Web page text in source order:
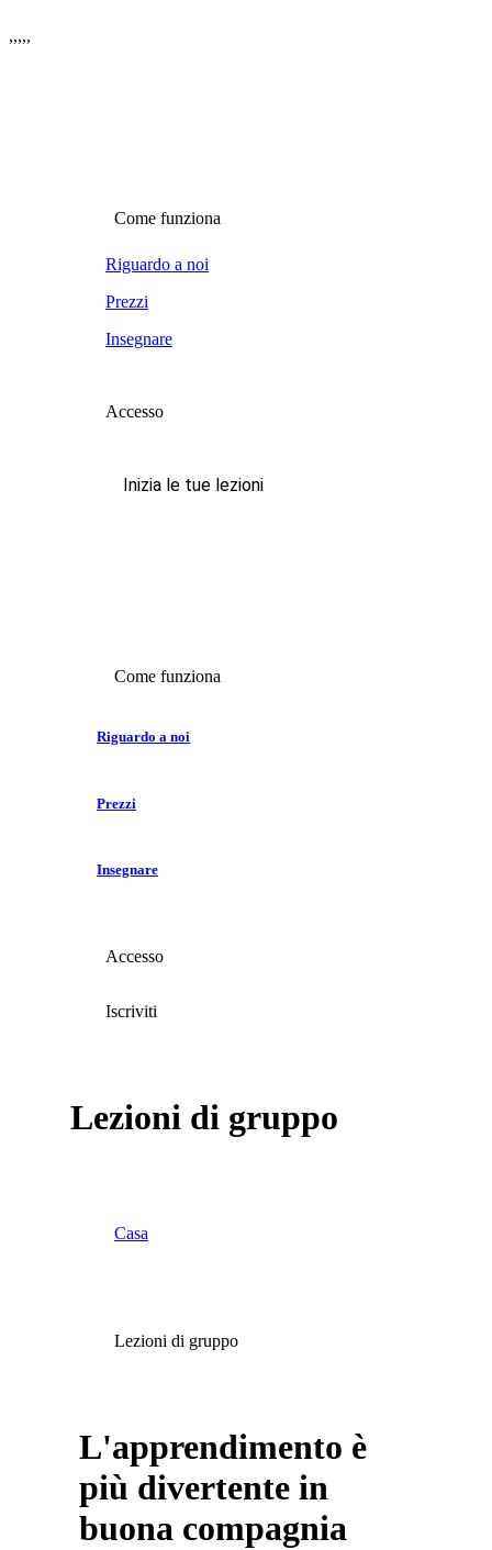
,,,,,
Come funziona
Riguardo a noi
Prezzi
Insegnare
Accesso
Inizia le tue lezioni
Come funziona
Riguardo a noi
Prezzi
Insegnare
Accesso
Iscriviti
Lezioni di gruppo
Casa
Lezioni di gruppo
L'apprendimento è
più divertente in
buona compagnia